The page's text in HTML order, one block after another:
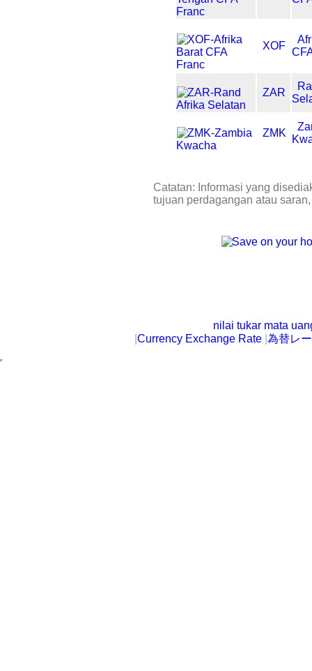
XOF
ZAR
ZMK
Catatan: Informasi yang
tujuan perdagangan atau
nilai tukar mata
Currency Exchange Rate 為替レ